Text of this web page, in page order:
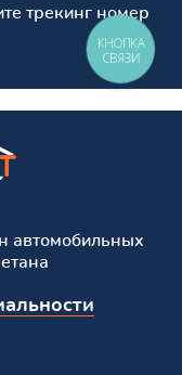
трекинг номер
автомобильных
КНОПКА
СВЯЗИ